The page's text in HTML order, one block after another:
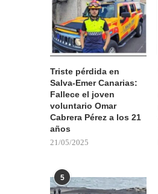
Triste pérdida en
Salva-Emer Canarias:
Fallece el joven
voluntario Omar
Cabrera Pérez a los 21
años
21/05/2025
5